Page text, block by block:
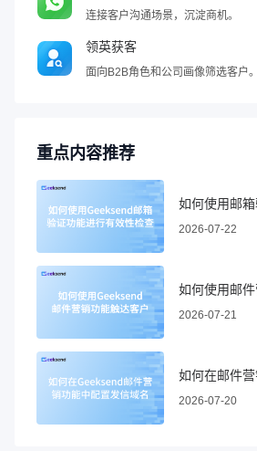
连接客户沟通场景，沉淀商机。
领英获客
面向B2B角色和公司画像筛选客户。
重点内容推荐
2026-07-22
如何使用邮
2026-07-21
2026-07-20